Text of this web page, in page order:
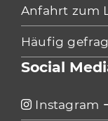
Anfahrt zum
Häufig
Social
Instagram